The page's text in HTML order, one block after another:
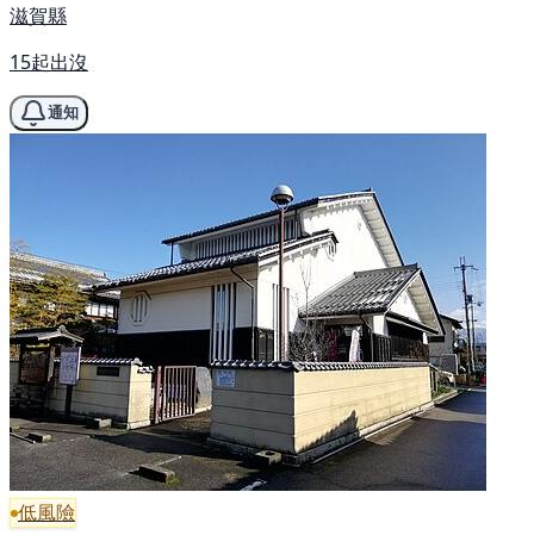
滋賀縣
15起出沒
通知
低風險